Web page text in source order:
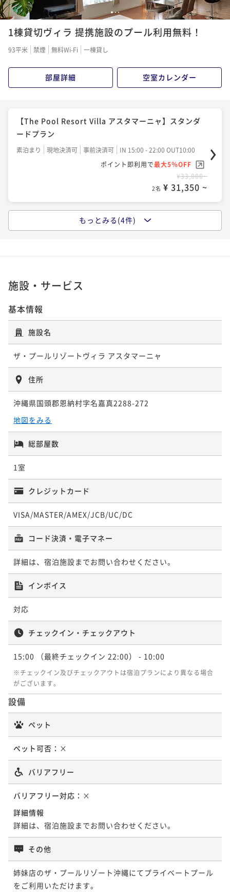
123
1棟貸切ヴィラ 提携施設のプール利用無料！
93平米 禁煙 無料Wi-Fi 一棟貸し
部屋詳細 空室カレンダー
【The Pool Resort Villa アスタマーニャ】スタンダ
ードプラン
素泊まり 現地決済可 事前決済可
IN 15:00 - 22:00 OUT10:00
ポイント即利用で最大5％OFF
¥33,000~
2名 ¥ 31,350 ~
【小学生のお子様無料！】2連泊の割引プラン★5％OF
【小学生のお子様無料！】3連泊の割引プラン★10％O
素泊まり 現地決済可 事前決済可
IN 15:00 - 22:00 OUT10:00
¥ 84,502 ~
【小学生のお子様無料！】4連泊の割引プラン★15％O
FF
【小学生のお子様無料！】5連泊の割引プラン★20％O
FF
素泊まり 現地決済可 事前決済可
IN 15:00 - 22:00 OUT10:00
もっとみる(4件)
施設・サービス
基本情報
施設名
ザ・プールリゾートヴィラ アスタマーニャ
住所
沖縄県国頭郡恩納村字名嘉真2288-272
地図をみる
総部屋数
1室
クレジットカード
VISA/MASTER/AMEX/JCB/UC/DC
コード決済・電子マネー
詳細は、宿泊施設までお問い合わせください。
インボイス
対応
チェックイン・チェックアウト
15:00 （最終チェックイン 22:00） - 10:00
※チェックイン及びチェックアウトは宿泊プランにより異なる場合
がございます。
設備
ペット
ペット可否： ×
バリアフリー
バリアフリー対応： ×
詳細情報
詳細は、宿泊施設までお問い合わせください。
その他
姉妹店のザ・プールリゾート沖縄にてプライベートプール
をご利用いただけます。